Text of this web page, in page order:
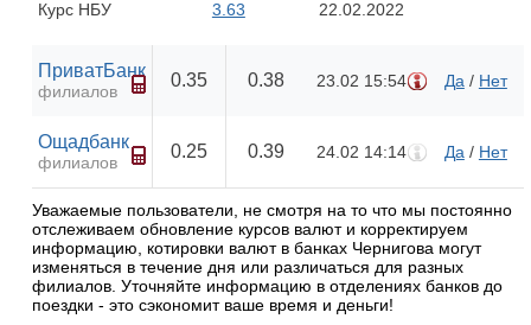
Курс НБУ 3.63 22.02.2022
ПриватБанк
филиалов
0.35 0.38 23.02 15:54 Да / Нет
Ощадбанк
филиалов
0.25 0.39 24.02 14:14 Да / Нет
Уважаемые пользователи, не смотря на то что мы постоянно
отслеживаем обновление курсов валют и корректируем
информацию, котировки валют в банках Чернигова могут
изменяться в течение дня или различаться для разных
филиалов. Уточняйте информацию в отделениях банков до
поездки - это сэкономит ваше время и деньги!